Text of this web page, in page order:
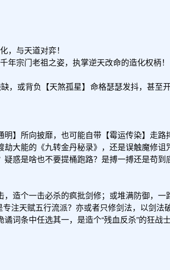
，与天道对弈！
宗门老祖之姿，执掌逆天改命的造化权柄！
或背负【天煞孤星】命格瑟瑟发抖，甚至
】所向披靡，也可能自带【霉运传染】走路
大能的《九转金丹秘录》，还是误触魔修诅
惑是啥也不要提桶跑路？是搏一搏还是苟到
造个一击必杀的疯批剑修；或堆满防御，一
注天赋五行流派？亦或者只修剑法，以剑法
词条中任选其一，是造个“残血反杀”的狂战